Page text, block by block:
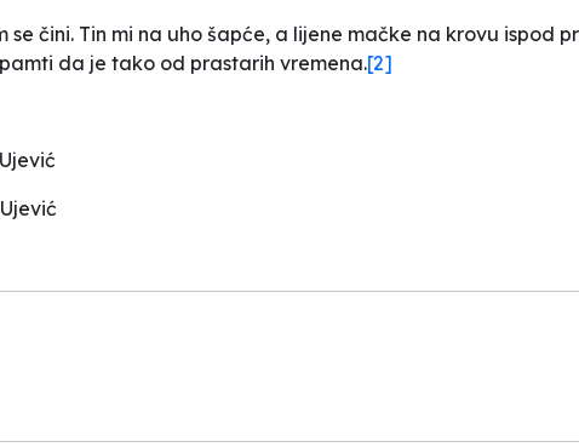
se čini. Tin mi na uho šapće, a lijene mačke na krovu ispod
da je tako od prastarih vremena.[2]